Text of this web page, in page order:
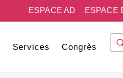
ESPACE
ESPACE AD
Services Congrès